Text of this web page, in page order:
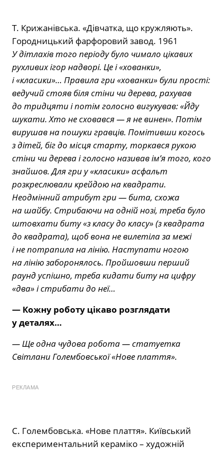
Т. Крижанівська. «Дівчатка, що кружляють».
Городницький фарфоровий завод. 1961
У дітлахів того періоду було чимало цікавих
рухливих ігор надворі. Це і «хованки»,
і «класики»… Правила гри «хованки» були прості:
ведучий стояв біля стіни чи дерева, рахував
до тридцяти і потім голосно вигукував: «Йду
шукати. Хто не сховався — я не винен». Потім
вирушав на пошуки гравців. Помітивши когось
з дітей, біг до місця старту, торкався рукою
стіни чи дерева і голосно називав ім’я того, кого
знайшов. Для гри у «класики» асфальт
розкреслювали крейдою на квадрати.
Неодмінний атрибут гри — бита, схожа
на шайбу. Стрибаючи на одній нозі, треба було
штовхати биту «з класу до класу» (з квадрата
до квадрата), щоб вона не вилетіла за межі
і не потрапила на лінію. Наступати ногою
на лінію заборонялось. Пройшовши перший
раунд успішно, треба кидати биту на цифру
«два» і стрибати до неї…
— Кожну роботу цікаво розглядати
у деталях…
— Ще одна чудова робота — статуетка
Світлани Голембовської «Нове плаття».
РЕКЛАМА
С. Голембовська. «Нове плаття». Київський
експериментальний кераміко – художній